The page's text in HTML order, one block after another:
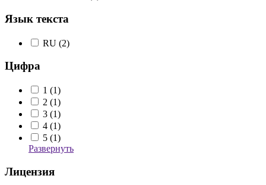
Язык текста
RU (2)
Цифра
1 (1)
2 (1)
3 (1)
4 (1)
5 (1)
Развернуть
Лицензия